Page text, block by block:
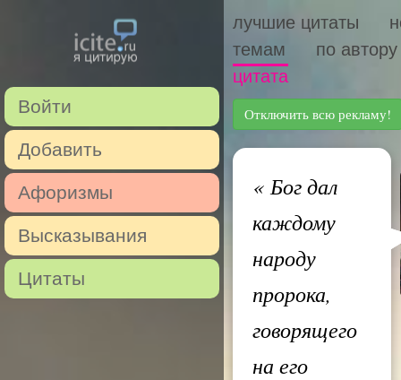
Войти
Добавить
Афоризмы
Высказывания
Цитаты
лучшие цитаты
темам
по автору
цитата
Отключить всю рекламу!
«Бог дал
каждому
народу
пророка,
говорящего
на его